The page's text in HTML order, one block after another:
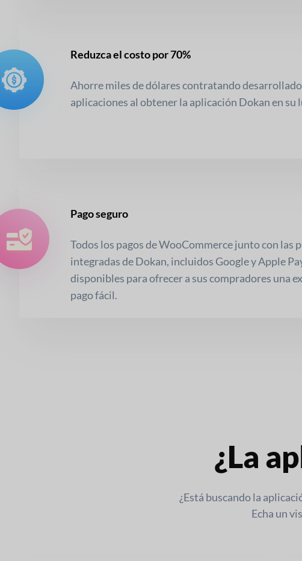
Reduzca el costo por 70%
Ahorre miles de dólares contratando
aplicaciones al obtener la aplicación Dokan en su
Pago seguro
Todos los pagos de WooCommerce junto con las
integradas de Dokan, incluidos Google y Apple
disponibles para ofrecer a sus compradores una
pago fácil.
¿La
¿Está buscando la
Echa un